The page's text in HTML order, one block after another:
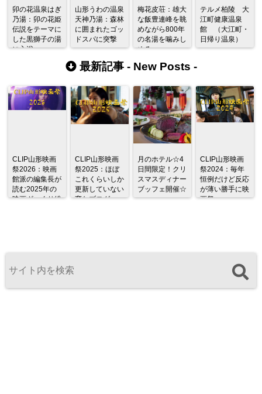
卯の花温泉はぎ
乃湯：卯の花姫
伝説をテーマに
した黒獅子の湯
に入浴
山形うわの温泉
天神乃湯：森林
に囲まれたゴッ
ドスパに突撃
梅花皮荘：雄大
な飯豊連峰を眺
めながら800年
の名湯を噛みし
める
テルメ柏陵 大
江町健康温泉
館 （大江町・
日帰り温泉）
最新記事 - New Posts -
CLIP山形映画
祭2026：映画
館派の編集長が
読む2025年の
映画ざっくり総
CLIP山形映画
祭2025：ほぼ
これくらいしか
更新していない
変なブログ
月のホテル☆4
日間限定！クリ
スマスディナー
ブッフェ開催☆
CLIP山形映画
祭2024：毎年
恒例だけど反応
が薄い勝手に映
画祭